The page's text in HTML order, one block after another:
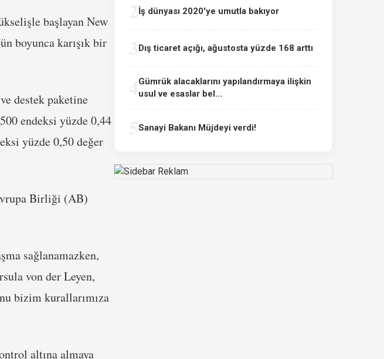
başlayan New
boyunca karışık bir
destek paketine
endeksi yüzde 0,44
yüzde 0,50 değer
Birliği (AB)
sağlanamazken,
von der Leyen,
bizim kurallarımıza
altına almaya
İş dünyası 2020'ye umutla bakıyor
Dış ticaret açığı, ağustosta yüzde 168 arttı
Gümrük alacaklarını yapılandırmaya ilişkin
usul ve esaslar bel...
Sanayi Bakanı Müjdeyi verdi!